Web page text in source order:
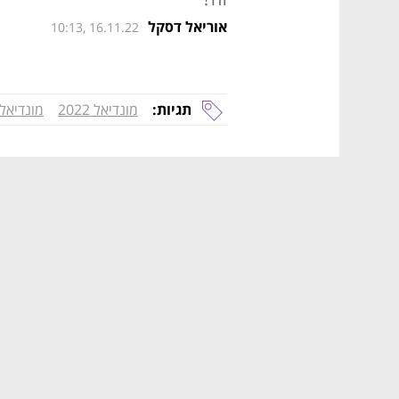
אוריאל דסקל 10:13, 16.11.22
תגיות: מונדיאל 2022 מונדיאל